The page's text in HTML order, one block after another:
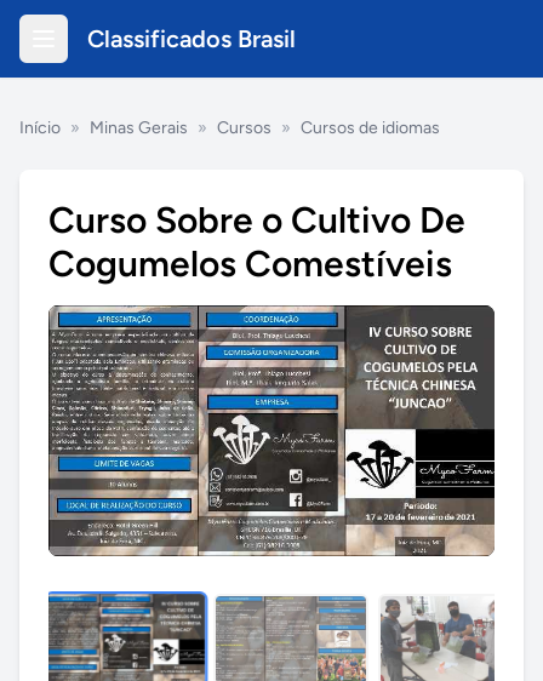
Classificados Brasil
Início » Minas Gerais » Cursos » Cursos de idiomas
Curso Sobre o Cultivo De
Cogumelos Comestíveis